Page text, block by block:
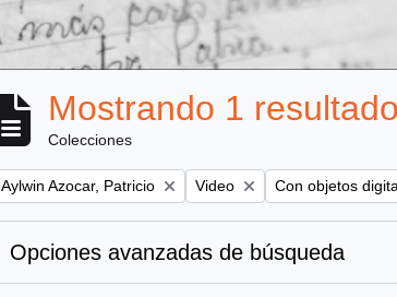
Mostrando 1
Colecciones
Remove filter:
Aylwin Azocar, Patricio Remove filter:
Video Remove filter:
Con objetos
Opciones avanzadas de búsqueda